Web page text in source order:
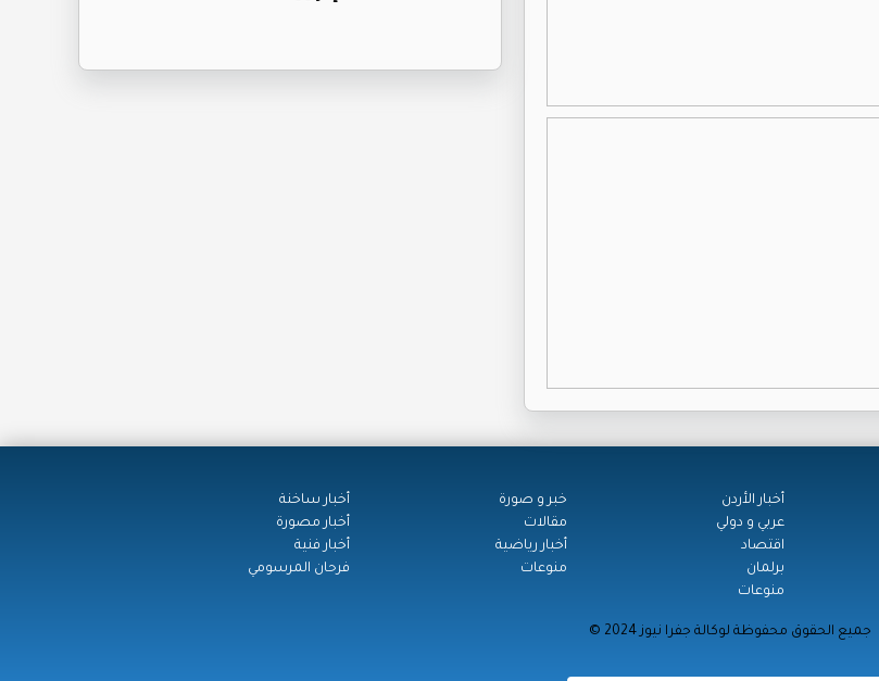
أخبار الأردن
عربي و دولي
اقتصاد
برلمان
منوعات
خبر و صورة
مقالات
أخبار رياضية
منوعات
أخبار ساخنة
أخبار مصورة
أخبار فنية
فرحان المرسومي
© جميع الحقوق محفوظة لوكالة جفرا نيوز 2024